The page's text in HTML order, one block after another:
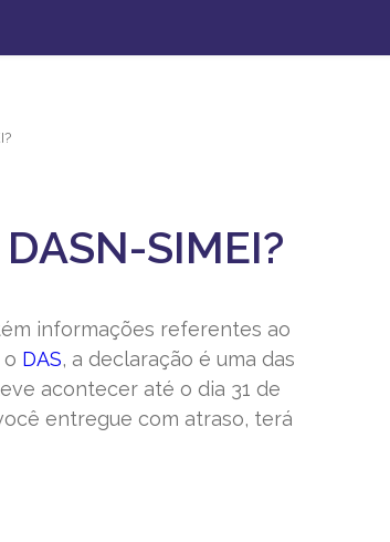
SIMEI?
informações referentes ao
DAS, a declaração é uma das
acontecer até o dia 31 de
entregue com atraso, terá